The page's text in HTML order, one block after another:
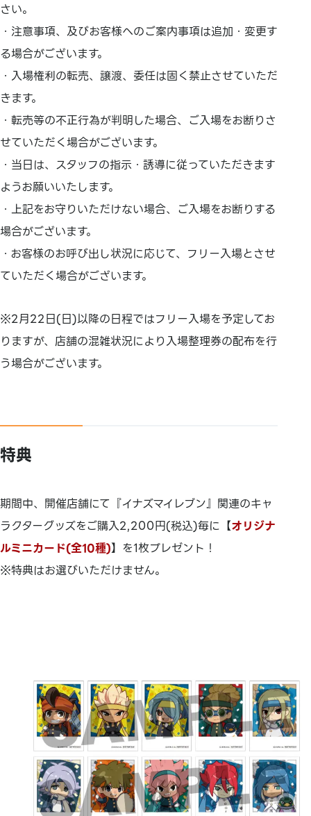
さい。
・注意事項、及びお客様へのご案内事項は追加・変更す
る場合がございます。
・入場権利の転売、譲渡、委任は固く禁止させていただ
きます。
・転売等の不正行為が判明した場合、ご入場をお断りさ
せていただく場合がございます。
・当日は、スタッフの指示・誘導に従っていただきます
ようお願いいたします。
・上記をお守りいただけない場合、ご入場をお断りする
場合がございます。
・お客様のお呼び出し状況に応じて、フリー入場とさせ
ていただく場合がございます。
※2月22日(日)以降の日程ではフリー入場を予定してお
りますが、店舗の混雑状況により入場整理券の配布を行
う場合がございます。
特典
期間中、開催店舗にて『イナズマイレブン』関連のキャ
ラクターグッズをご購入2,200円(税込)毎に【オリジナ
ルミニカード(全10種)】を1枚プレゼント！
※特典はお選びいただけません。